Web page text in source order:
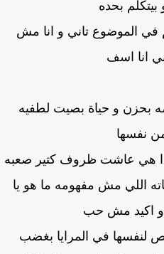
بحده
تاني و انا مش
انا اسف
و حياة بصيت لطفيه
عاشت ظروف كتير صعبه
اللي مش مفهومه ما هو يا
اكيد مش حب
في المرايا بغضب